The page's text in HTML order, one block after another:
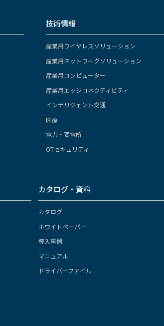
技術情報
産業用ワイヤレスソリューション
産業用ネットワークソリューション
産業用コンピューター
産業用エッジコネクティビティ
インテリジェント交通
医療
電力・変電所
OTセキュリティ
カタログ・資料
カタログ
ホワイトペーパー
導入事例
マニュアル
ドライバーファイル